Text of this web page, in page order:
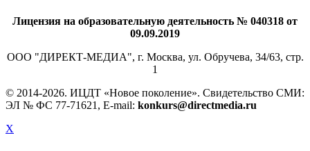
Лицензия на образовательную деятельность № 040318 от
09.09.2019
ООО "ДИРЕКТ-МЕДИА", г. Москва, ул. Обручева, 34/63, стр.
1
© 2014-2026. ИЦДТ «Новое поколение». Свидетельство СМИ:
ЭЛ № ФС 77-71621, E-mail: konkurs@directmedia.ru
X